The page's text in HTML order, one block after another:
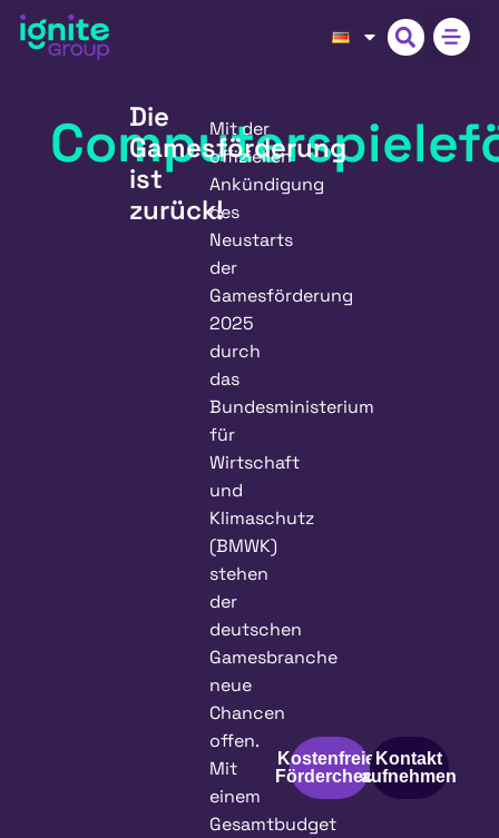
Die
Gamesförderung
ist
zurück!
Mit der
offiziellen
Ankündigung
des
Neustarts
der
Gamesförderung
2025
durch
das
Bundesministerium
für
Wirtschaft
und
Klimaschutz
(BMWK)
stehen
der
deutschen
Gamesbranche
neue
Chancen
offen.
Mit
einem
Gesamtbudget
Kostenfreier
Fördercheck
Kontakt
aufnehmen